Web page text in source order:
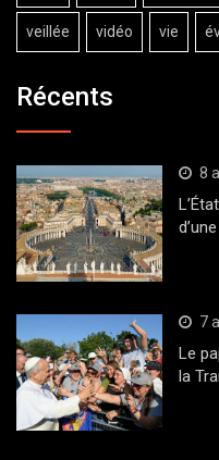
veillée vidéo vie
Récents
8
7
Le
la